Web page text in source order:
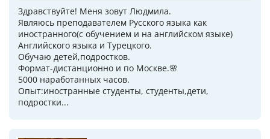
Здравствуйте! Меня зовут Людмила.
Являюсь преподавателем Русского языка как
иностранного(с обучением и на английском языке)
Английского языка и Турецкого.
Обучаю детей,подростков.
Формат-дистанционно и по Москве.🌸
5000 наработанных часов.
Опыт:иностранные студенты, студенты,дети,
подростки...